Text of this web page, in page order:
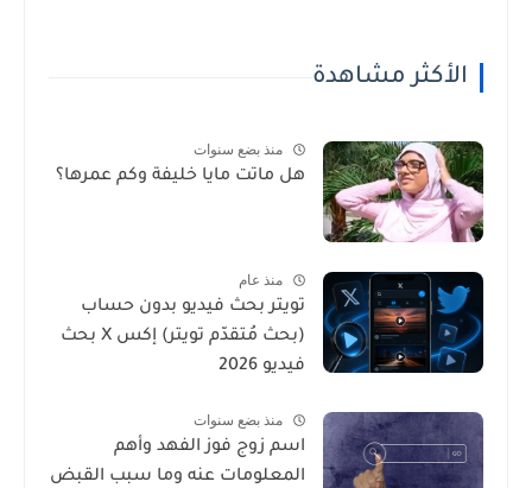
الأكثر مشاهدة
منذ بضع سنوات
هل ماتت مايا خليفة وكم عمرها؟
منذ عام
تويتر بحث فيديو بدون حساب
(بحث مُتقدّم تويتر) إكس X بحث
فيديو 2026
منذ بضع سنوات
اسم زوج فوز الفهد وأهم
المعلومات عنه وما سبب القبض